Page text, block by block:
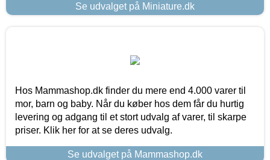
Se udvalget på Miniature.dk
Hos Mammashop.dk finder du mere end 4.000 varer til
mor, barn og baby. Når du køber hos dem får du hurtig
levering og adgang til et stort udvalg af varer, til skarpe
priser. Klik her for at se deres udvalg.
Se udvalget på Mammashop.dk